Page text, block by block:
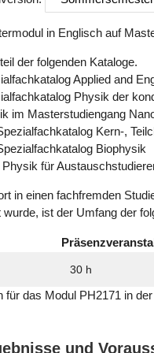
in Englisch auf
der folgenden Kataloge.
Applied and
Physik der
im Masterstudiengang
Kern-,
Biophysik
für
in einen fachfremden
ist der Umfang der
30 h
für das Modul PH2171 in
und